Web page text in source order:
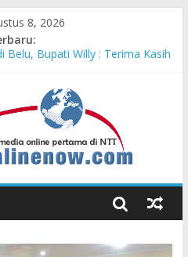
8, 2026
Belu, Bupati Willy : Terima Kasih
Positif di ARRC
Kemampuan Pertahanan Udara
Modern
Listrik Masuk Desa, PLN
11 Kota di Jawa Timur